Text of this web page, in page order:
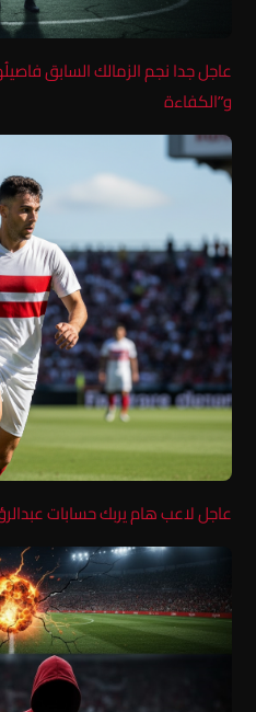
عاجل جدا نجم الزمالك السابق
و”الكفاءة
عاجل لاعب هام يربك حسابات